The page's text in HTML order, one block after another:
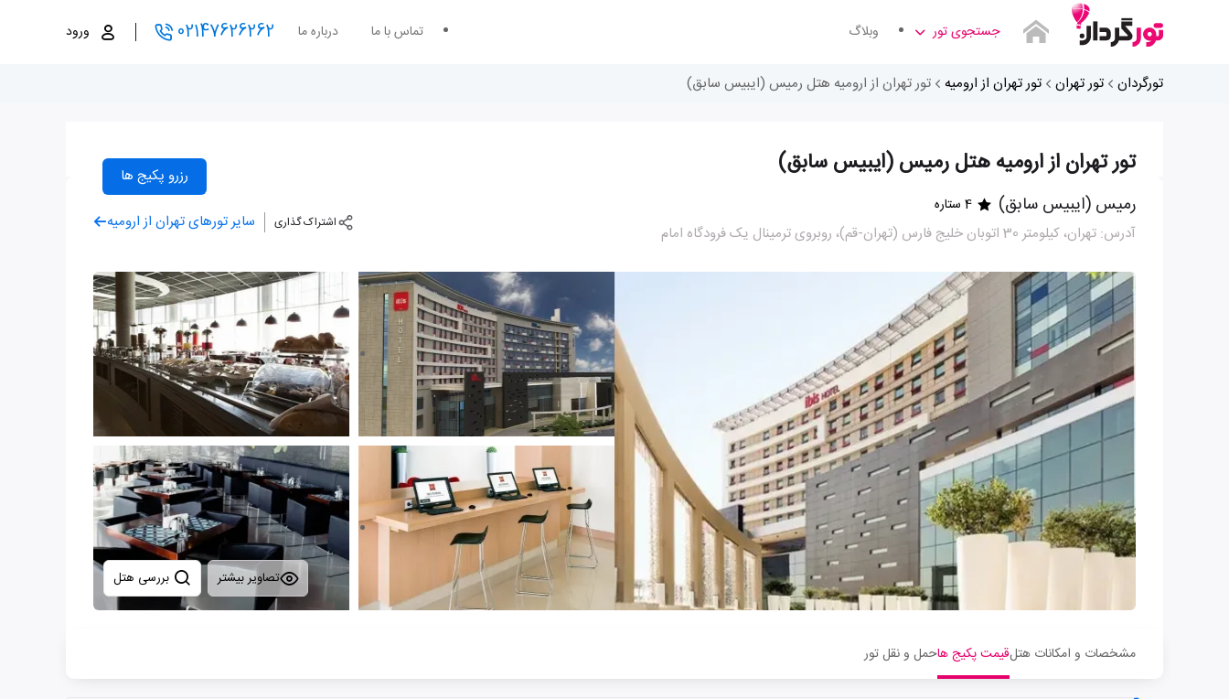
جستجوی تور وبلاگ تماس با ما درباره ما 02147626262 ورود
تورگردان تور تهران تور تهران از ارومیه تور تهران از ارومیه هتل رمیس (ایبیس سابق)
تور تهران از ارومیه هتل رمیس (ایبیس سابق) رزرو پکیج ها
رمیس (ایبیس سابق) 4 ستاره
آدرس: تهران، کیلومتر 30 اتوبان خلیج فارس (تهران-قم)، روبروی ترمینال یک فرودگاه امام
اشتراک گذاری سایر تورهای تهران از ارومیه
تصاویر بیشتر
مشخصات و امکانات هتلقیمت پکیج هاحمل و نقل تور